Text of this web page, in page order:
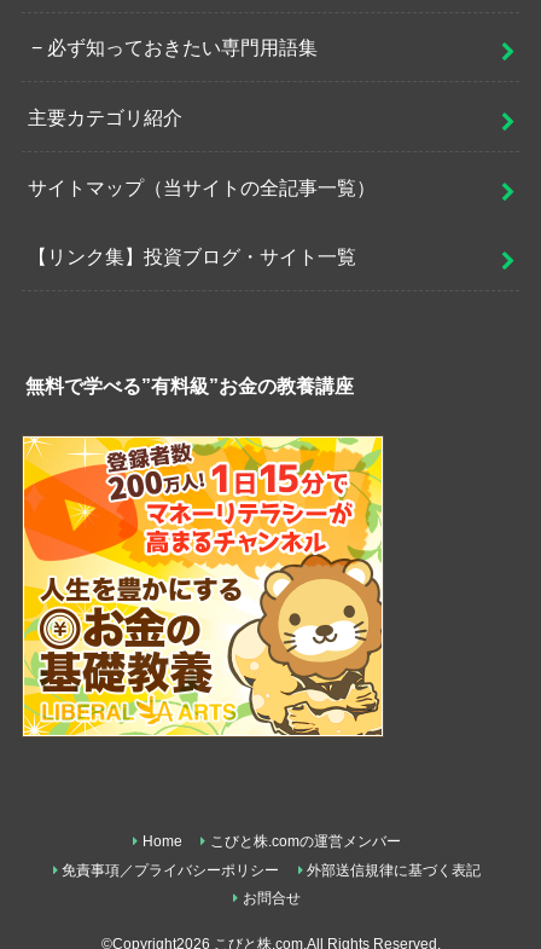
必ず知っておきたい専門用語集
主要カテゴリ紹介
サイトマップ（当サイトの全記事一覧）
【リンク集】投資ブログ・サイト一覧
無料で学べる”有料級”お金の教養講座
Home
こびと株.comの運営メンバー
免責事項／プライバシーポリシー
外部送信規律に基づく表記
お問合せ
©Copyright2026 こびと株.com.All Rights Reserved.